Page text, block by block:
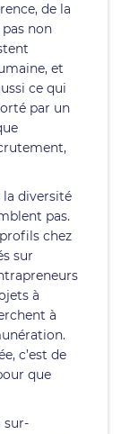
de la
non
et
ce qui
par un
diversité
pas.
chez
sur
à
à
c’est de
que
sur-